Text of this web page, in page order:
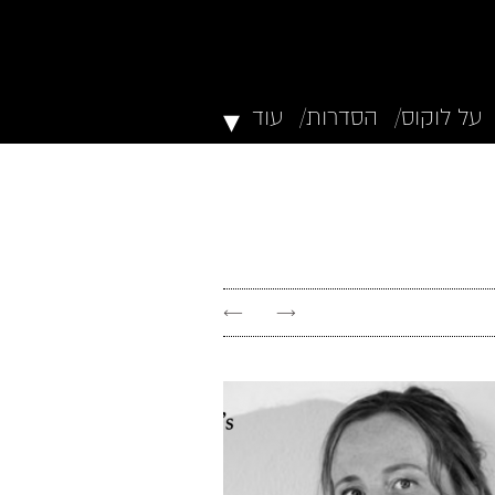
על לוקוס/ הסדרות/ עוד ▾
→
←